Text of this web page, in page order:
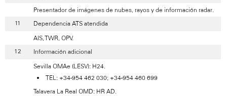
Presentador de imágenes de nubes, rayos y de información radar.
Dependencia ATS atendida
AIS, TWR, OPV.
Información adicional
Sevilla OMAe (LESV): H24.
TEL: +34-954 462 030; +34-954 460 699
Talavera La Real OMD: HR AD.